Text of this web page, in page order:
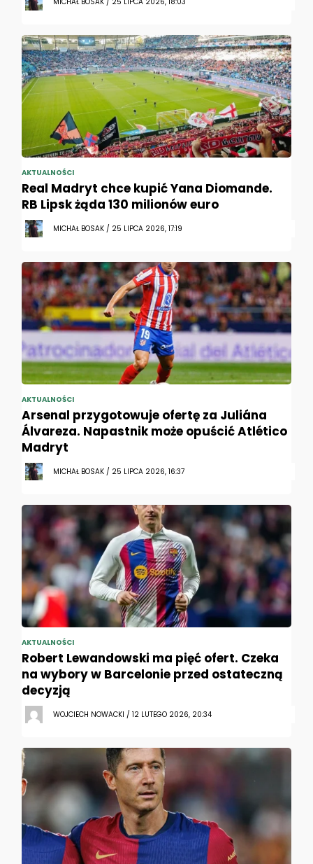
AKTUALNOŚCI
Real Madryt chce kupić Yana Diomande.
RB Lipsk żąda 130 milionów euro
MICHAŁ BOSAK / 25 LIPCA 2026, 17:19
AKTUALNOŚCI
Arsenal przygotowuje ofertę za Juliána
Álvareza. Napastnik może opuścić Atlético
Madryt
MICHAŁ BOSAK / 25 LIPCA 2026, 16:37
AKTUALNOŚCI
Robert Lewandowski ma pięć ofert. Czeka
na wybory w Barcelonie przed ostateczną
decyzją
WOJCIECH NOWACKI / 12 LUTEGO 2026, 20:34